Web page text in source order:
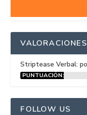
VALORACIONES
Striptease Verbal:
PUNTUACIÓN:
FOLLOW US